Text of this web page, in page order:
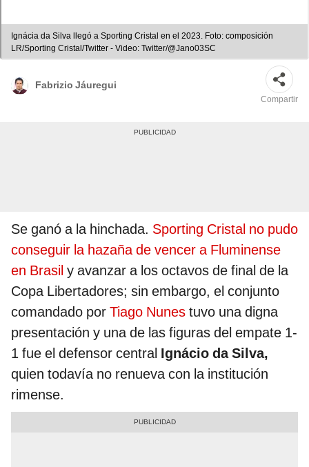
Ignácia da Silva llegó a Sporting Cristal en el 2023. Foto: composición
LR/Sporting Cristal/Twitter - Video: Twitter/@Jano03SC
Fabrizio Jáuregui
Compartir
Se ganó a la hinchada. Sporting Cristal no pudo
conseguir la hazaña de vencer a Fluminense
en Brasil y avanzar a los octavos de final de la
Copa Libertadores; sin embargo, el conjunto
comandado por Tiago Nunes tuvo una digna
presentación y una de las figuras del empate 1-
1 fue el defensor central Ignácio da Silva,
quien todavía no renueva con la institución
rimense.